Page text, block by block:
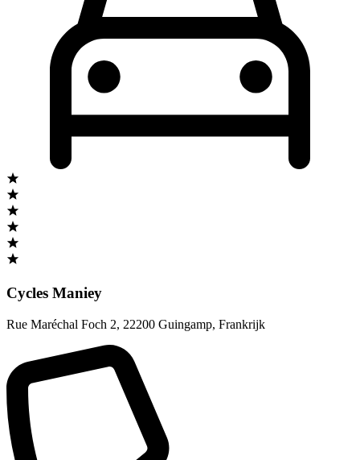
Cycles Maniey
Rue Maréchal Foch 2, 22200 Guingamp, Frankrijk